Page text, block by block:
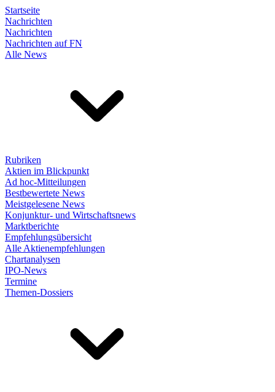
Startseite
Nachrichten
Nachrichten
Nachrichten auf FN
Alle News
Rubriken
Aktien im Blickpunkt
Ad hoc-Mitteilungen
Bestbewertete News
Meistgelesene News
Konjunktur- und Wirtschaftsnews
Marktberichte
Empfehlungsübersicht
Alle Aktienempfehlungen
Chartanalysen
IPO-News
Termine
Themen-Dossiers